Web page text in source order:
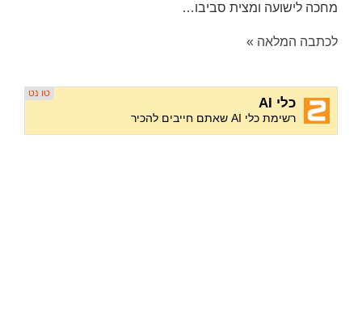
מחכה לישועה ומצית סביבו…
לכתבה המלאה »